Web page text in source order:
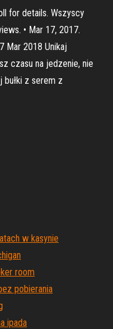
for details. Wszyscy
• Mar 17, 2017.
Mar 2018 Unikaj
czasu na jedzenie, nie
z serem z
w kasynie
room
pobierania
ipada